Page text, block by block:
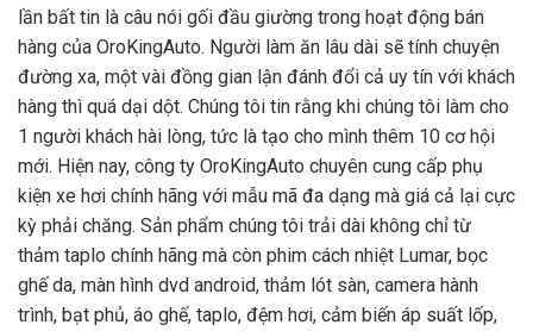
lần bất tin là câu nói gối đầu giường trong hoạt động bán
hàng của OroKingAuto. Người làm ăn lâu dài sẽ tính chuyện
đường xa, một vài đồng gian lận đánh đổi cả uy tín với khách
hàng thì quá dại dột. Chúng tôi tin rằng khi chúng tôi làm cho
1 người khách hài lòng, tức là tạo cho mình thêm 10 cơ hội
mới. Hiện nay, công ty OroKingAuto chuyên cung cấp phụ
kiện xe hơi chính hãng với mẫu mã đa dạng mà giá cả lại cực
kỳ phải chăng. Sản phẩm chúng tôi trải dài không chỉ từ
thảm taplo chính hãng mà còn phim cách nhiệt Lumar, bọc
ghế da, màn hình dvd android, thảm lót sàn, camera hành
trình, bạt phủ, áo ghế, taplo, đệm hơi, cảm biến áp suất lốp,